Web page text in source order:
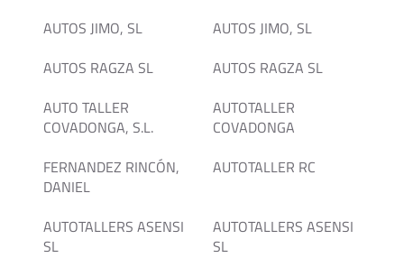
AUTOS JIMO, SL
AUTOS JIMO, SL
AUTOS RAGZA SL
AUTOS RAGZA SL
AUTO TALLER
COVADONGA, S.L.
AUTOTALLER
COVADONGA
FERNANDEZ RINCÓN,
DANIEL
AUTOTALLER RC
AUTOTALLERS ASENSI
SL
AUTOTALLERS ASENSI
SL